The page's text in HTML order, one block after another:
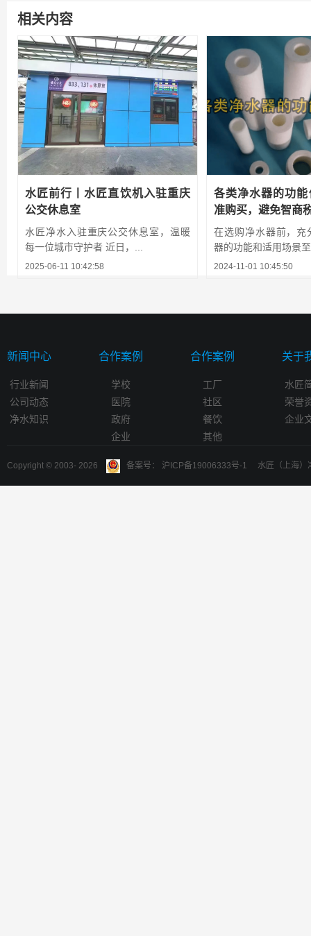
相关内容
水匠前行丨水匠直饮机入驻重庆
公交休息室
水匠净水入驻重庆公交休息室，温暖
每一位城市守护者 近日，...
2025-06-11 10:42:58
各类净水器的功
准购买，避免智商
在选购净水器前，充
器的功能和适用场景
2024-11-01 10:45:50
新闻中心
行业新闻
公司动态
净水知识
合作案例
学校
医院
政府
企业
合作案例
工厂
社区
餐饮
其他
关于
水匠
荣誉
企业
Copyright © 2003- 2026 备案号： 沪ICP备19006333号-1 水匠（上海）